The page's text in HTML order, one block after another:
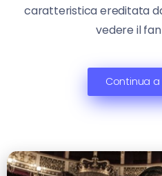
caratteristica ereditata
vedere il
Continua